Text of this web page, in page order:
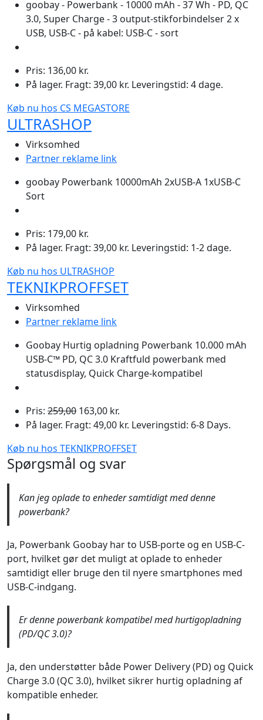
goobay - Powerbank - 10000 mAh - 37 Wh - PD, QC
3.0, Super Charge - 3 output-stikforbindelser 2 x
USB, USB-C - på kabel: USB-C - sort
Pris: 136,00 kr.
På lager. Fragt: 39,00 kr. Leveringstid: 4 dage.
Køb nu hos CS MEGASTORE
ULTRASHOP
Virksomhed
Partner reklame link
goobay Powerbank 10000mAh 2xUSB-A 1xUSB-C
Sort
Pris: 179,00 kr.
På lager. Fragt: 39,00 kr. Leveringstid: 1-2 dage.
Køb nu hos ULTRASHOP
TEKNIKPROFFSET
Virksomhed
Partner reklame link
Goobay Hurtig opladning Powerbank 10.000 mAh
USB-C™ PD, QC 3.0 Kraftfuld powerbank med
statusdisplay, Quick Charge-kompatibel
Pris: 259,00 163,00 kr.
På lager. Fragt: 49,00 kr. Leveringstid: 6-8 Days.
Køb nu hos TEKNIKPROFFSET
Spørgsmål og svar
Kan jeg oplade to enheder samtidigt med denne
powerbank?
Ja, Powerbank Goobay har to USB-porte og en USB-C-
port, hvilket gør det muligt at oplade to enheder
samtidigt eller bruge den til nyere smartphones med
USB-C-indgang.
Er denne powerbank kompatibel med hurtigopladning
(PD/QC 3.0)?
Ja, den understøtter både Power Delivery (PD) og Quick
Charge 3.0 (QC 3.0), hvilket sikrer hurtig opladning af
kompatible enheder.